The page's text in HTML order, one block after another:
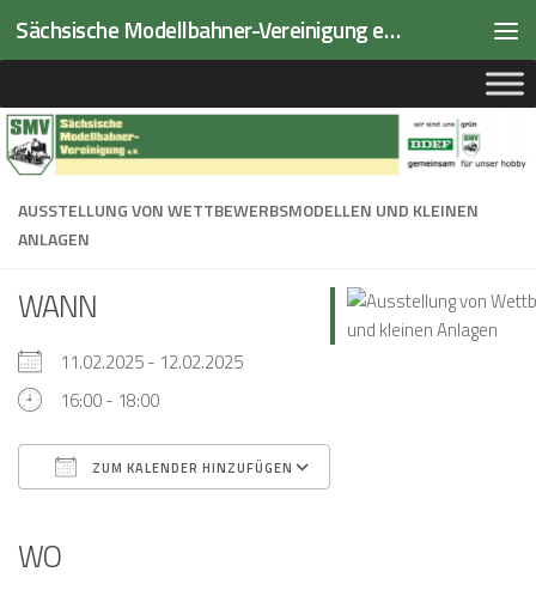
Zum Inhalt springen Sächsische Modellbahner-Vereinigung e.V.
AUSSTELLUNG VON WETTBEWERBSMODELLEN UND KLEINEN
ANLAGEN
WANN
11.02.2025 - 12.02.2025
16:00 - 18:00
ZUM KALENDER HINZUFÜGEN
WO